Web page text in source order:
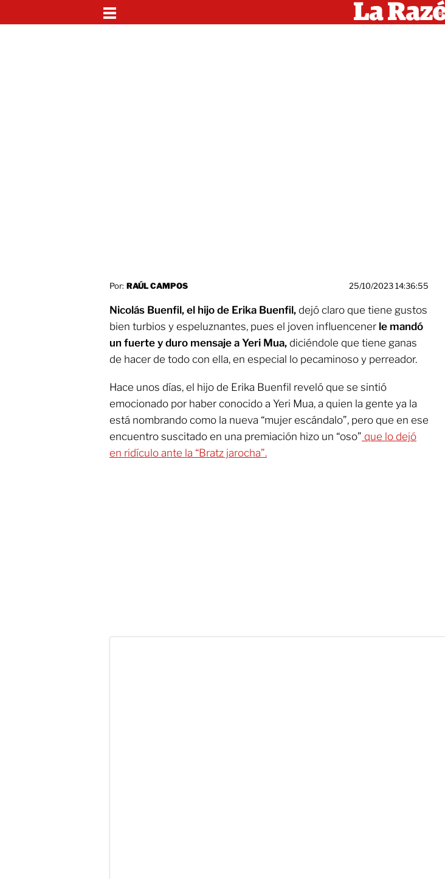
Por: RAÚL CAMPOS 25/10/2023 14:36:55
Nicolás Buenfil, el hijo de Erika Buenfil, dejó claro que tiene gustos
bien turbios y espeluznantes, pues el joven influencener le mandó
un fuerte y duro mensaje a Yeri Mua, diciéndole que tiene ganas
de hacer de todo con ella, en especial lo pecaminoso y perreador.
Hace unos días, el hijo de Erika Buenfil reveló que se sintió
emocionado por haber conocido a Yeri Mua, a quien la gente ya la
está nombrando como la nueva “mujer escándalo”, pero que en ese
encuentro suscitado en una premiación hizo un “oso” que lo dejó
en ridículo ante la “Bratz jarocha”.